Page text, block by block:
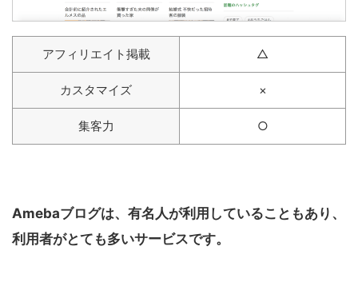
アフィリエイト掲載 △
カスタマイズ ×
集客力 ○
Amebaブログは、有名人が利用していることもあり、
利用者がとても多いサービスです。